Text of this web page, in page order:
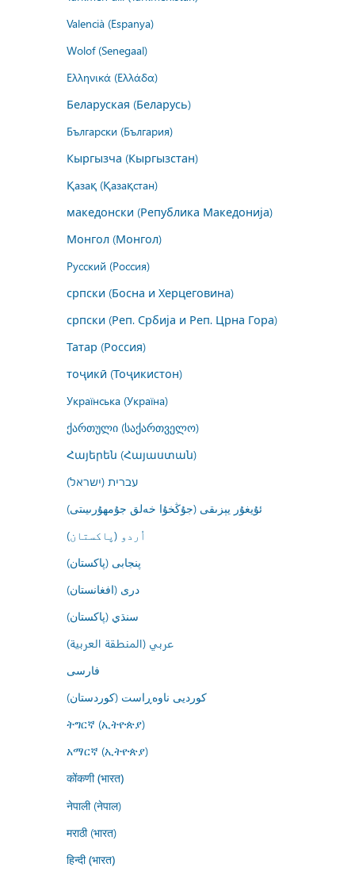
Valencià (Espanya)
Wolof (Senegaal)
Ελληνικά (Ελλάδα)
Беларуская (Беларусь)
Български (България)
Кыргызча (Кыргызстан)
Қазақ (Қазақстан)
македонски (Република Македонија)
Монгол (Монгол)
Русский (Россия)
српски (Босна и Херцеговина)
српски (Реп. Србија и Реп. Црна Гора)
Татар (Россия)
тоҷикӣ (Тоҷикистон)
Українська (Україна)
ქართული (საქართველო)
Հայերեն (Հայաստան)
עברית (ישראל)
ئۇيغۇر يېزىقى (جۇڭخۇا خەلق جۇمھۇرىيىتى)
اُردو (پاکستان)
پنجابی (پاکستان)
درى (افغانستان)
سنڌي (پاکستان)
عربي (المنطقة العربية)
فارسى
کوردیی ناوەڕاست (کوردستان)
ትግርኛ (ኢትዮጵያ)
አማርኛ (ኢትዮጵያ)
कोंकणी (भारत)
नेपाली (नेपाल)
मराठी (भारत)
हिन्दी (भारत)